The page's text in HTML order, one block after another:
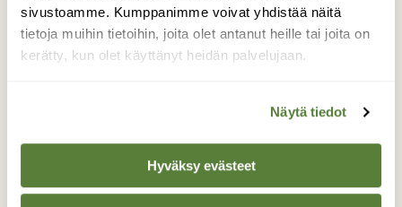
sivustoamme. Kumppanimme voivat yhdistää näitä
tietoja muihin tietoihin, joita olet antanut heille tai joita on
kerätty, kun olet käyttänyt heidän palvelujaan.
Näytä tiedot
Hyväksy evästeet
Piti mennä ukkosta kuvaamaan mutta
huomasin että metsän laidassa istuu
tuulihaukka. Ukkoskuvat jäi nyt ottamatta.
TAKAISIN LISTAAN